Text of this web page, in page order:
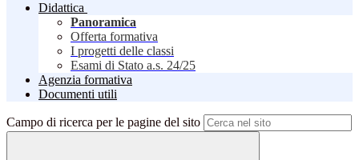
Didattica
Panoramica
Offerta formativa
I progetti delle classi
Esami di Stato a.s. 24/25
Agenzia formativa
Documenti utili
Campo di ricerca per le pagine del sito